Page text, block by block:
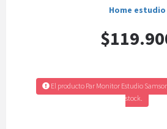
Home estudio
El producto Par Monitor Estudio
stock.